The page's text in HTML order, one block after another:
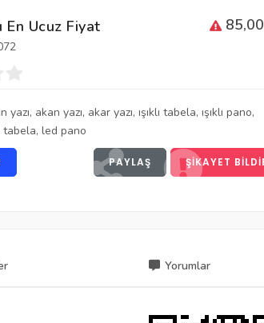
En Ucuz Fiyat
yazı, akan yazı, akar yazı, ışıklı tabela, ışıklı pano,
tabela, led pano
PAYLAŞ ŞIKAYET
Yorumlar